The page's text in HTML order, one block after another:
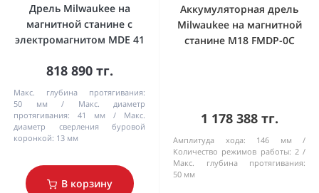
Дрель Milwaukee на
магнитной станине с
электромагнитом MDE 41
818 890 тг.
Макс. глубина протягивания:
50 мм
Макс. диаметр
протягивания:
41 мм
Макс.
диаметр сверления буровой
коронкой: 13 мм
В корзину
Аккумуляторная дрель
Milwaukee на магнитной
станине M18 FMDP-0C
1 178 388 тг.
Амплитуда хода:
146 мм
Количество режимов работы: 2
Макс. глубина протягивания:
50 мм